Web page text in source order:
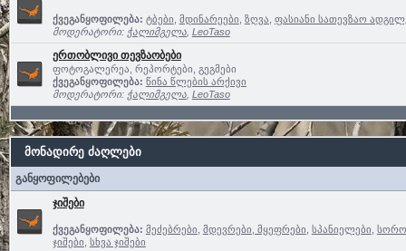
ქვეგანყოფილება: ტბები მდინარეები ზღვა ფასიანი სათევზაო
მოდერატორი: ჭალიმგელა, LeoTaso
ერთობლივი თევზაობები
ფოტოგალერეა, რეპორტები, გეგმები
ქვეგანყოფილება: წინა წლების არქივი
მოდერატორი: ჭალიმგელა, LeoTaso
მონადირე ძაღლები
განყოფილებები
ჯიშები
ქვეგანყოფილება: მეძებრები მდევრები, მყეფრები სპანიელები
ჯიშები სხვა ჯიშები